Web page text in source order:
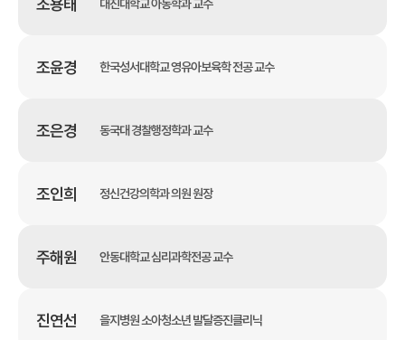
대진대학교 아동학과 교수
조윤경 한국성서대학교 영유아보육학 전공 교수
조은경 동국대 경찰행정학과 교수
조인희 정신건강의학과 의원 원장
주해원 안동대학교 심리과학전공 교수
진연선 을지병원 소아청소년 발달증진클리닉